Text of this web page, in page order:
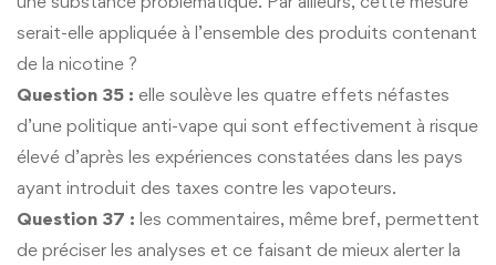
serait-elle appliquée à l’ensemble des produits contenant
de la nicotine ?
Question 35 : elle soulève les quatre effets néfastes
d’une politique anti-vape qui sont effectivement à risque
élevé d’après les expériences constatées dans les pays
ayant introduit des taxes contre les vapoteurs.
Question 37 : les commentaires, même bref, permettent
de préciser les analyses et ce faisant de mieux alerter la